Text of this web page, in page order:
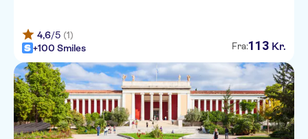
4,6/5 (1)
+100 Smiles
Fra:113 Kr.